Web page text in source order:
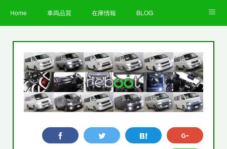
Home 車両品質 在庫情報 BLOG
お客様の声 STAFF 企業情報
プライバシーポリシー